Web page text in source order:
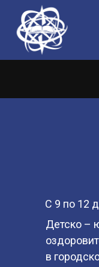
Детско –
в
С 9 по 12